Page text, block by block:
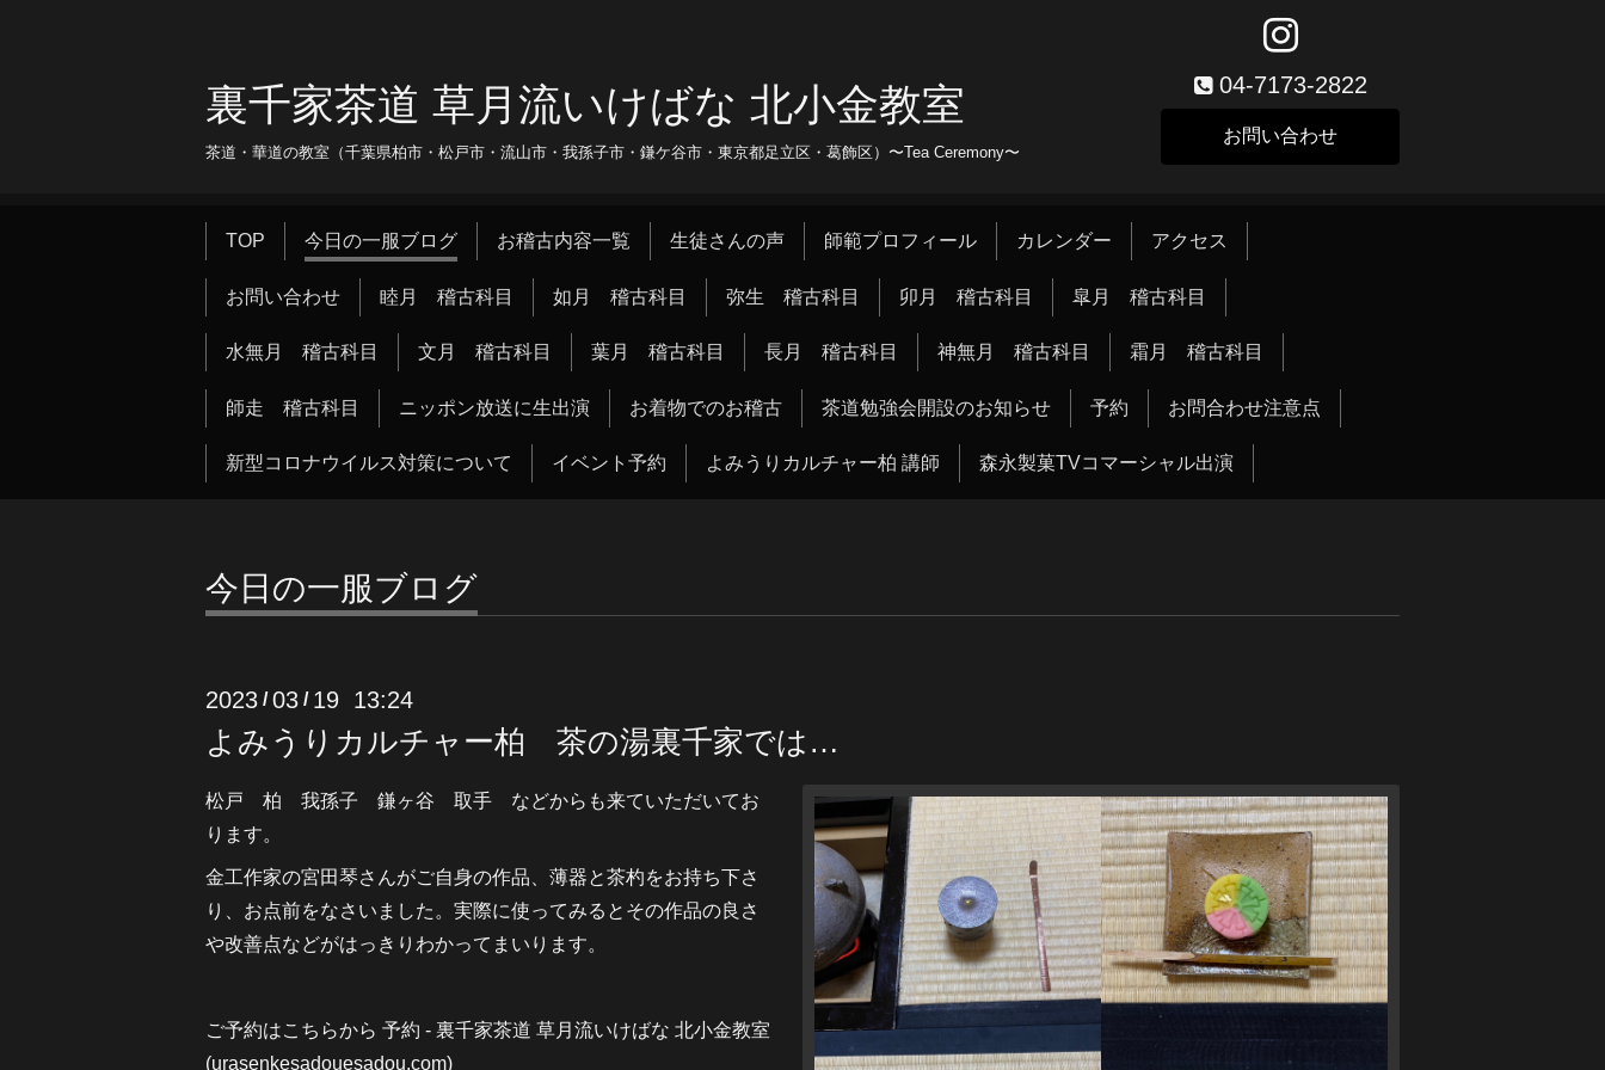
裏千家茶道 草月流いけばな 北小金教室
茶道・華道の教室（千葉県柏市・松戸市・流山市・我孫子市・鎌ケ谷市・東京都足立区・葛飾区）〜Tea Ceremony〜
04-7173-2822
お問い合わせ
TOP 今日の一服ブログ お稽古内容一覧 生徒さんの声 師範プロフィール カレンダー アクセス
お問い合わせ 睦月 稽古科目 如月 稽古科目 弥生 稽古科目 卯月 稽古科目 皐月 稽古科目
水無月 稽古科目 文月 稽古科目 葉月 稽古科目 長月 稽古科目 神無月 稽古科目 霜月 稽古科目
師走 稽古科目 ニッポン放送に生出演 お着物でのお稽古 茶道勉強会開設のお知らせ 予約 お問合わせ注意点
新型コロナウイルス対策について イベント予約 よみうりカルチャー柏 講師 森永製菓TVコマーシャル出演
今日の一服ブログ
2023 /03 / 19 13:24
よみうりカルチャー柏 茶の湯裏千家では…
松戸 柏 我孫子 鎌ヶ谷 取手 などからも来ていただいてお
ります。
金工作家の宮田琴さんがご自身の作品、薄器と茶杓をお持ち下さ
り、お点前をなさいました。実際に使ってみるとその作品の良さ
や改善点などがはっきりわかってまいります。
ご予約はこちらから 予約 - 裏千家茶道 草月流いけばな 北小金教室
(urasenkesadouesadou.com)